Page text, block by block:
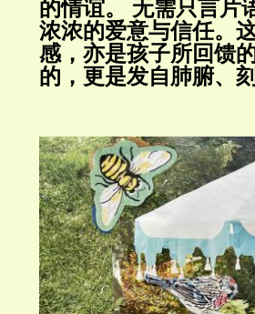
的情谊。 无需只言片
浓浓的爱意与信任。
感，亦是孩子所回馈
的，更是发自肺腑、